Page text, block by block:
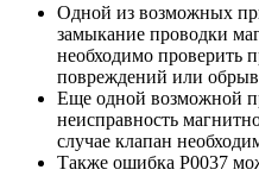
Одной из возможных
замыкание проводки
необходимо проверить
повреждений или
Еще одной возможной
неисправность
случае клапан
Также ошибка P0037